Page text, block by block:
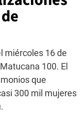
miércoles 16 de
100. El
que
300 mil mujeres